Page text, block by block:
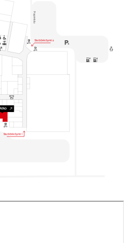
Sisäänkäynti 1
Papiniidu
Sisäänkäynti 4